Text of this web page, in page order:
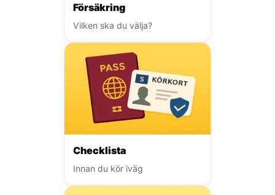
Försäkring
Vilken ska du välja?
Checklista
Innan du kör iväg